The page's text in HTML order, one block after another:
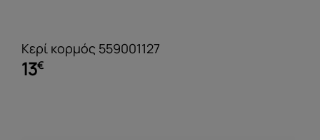
Κερί κορμός 559001127
13€